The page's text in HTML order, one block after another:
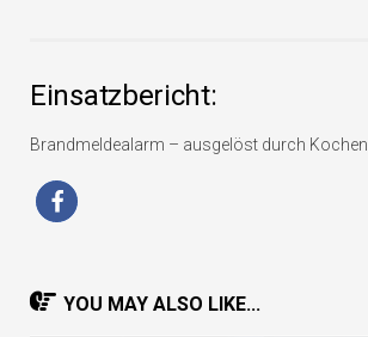
Einsatzbericht:
Brandmeldealarm – ausgelöst durch Kochen
YOU MAY ALSO LIKE...